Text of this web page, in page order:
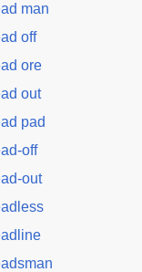
man
off
ore
out
pad
off
out